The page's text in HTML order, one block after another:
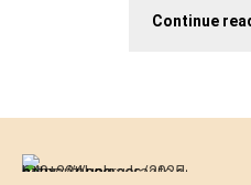
Continue